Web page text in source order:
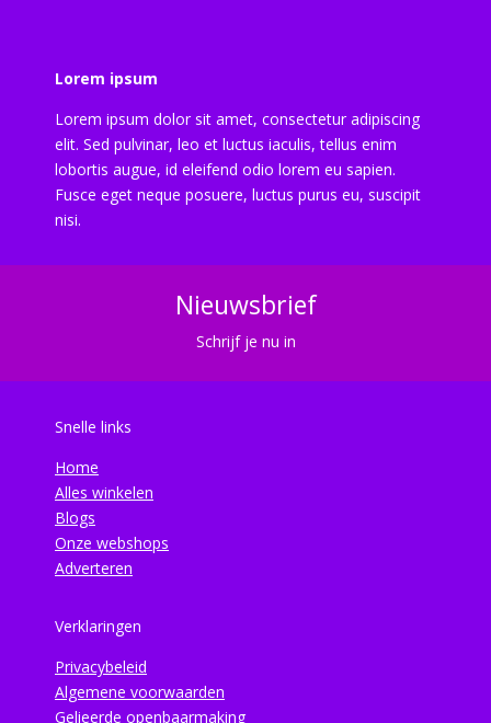
Lorem ipsum
Lorem ipsum dolor sit amet, consectetur adipiscing
elit. Sed pulvinar, leo et luctus iaculis, tellus enim
lobortis augue, id eleifend odio lorem eu sapien.
Fusce eget neque posuere, luctus purus eu, suscipit
nisi.
Nieuwsbrief
Schrijf je nu in
Snelle links
Home
Alles winkelen
Blogs
Onze webshops
Adverteren
Verklaringen
Privacybeleid
Algemene voorwaarden
Gelieerde openbaarmaking